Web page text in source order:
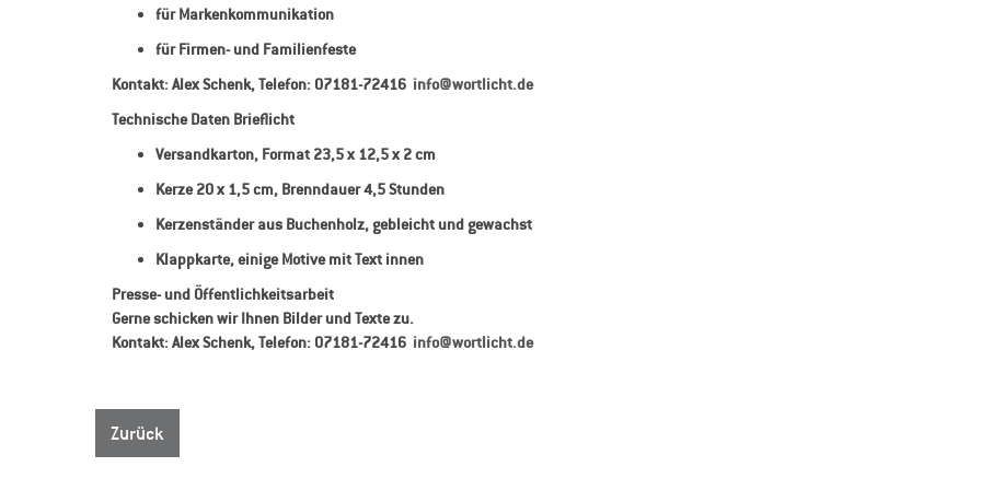
für Markenkommunikation
für Firmen- und Familienfeste
Kontakt: Alex Schenk, Telefon: 07181-72416 info@wortlicht.de
Technische Daten Brieflicht
Versandkarton, Format 23,5 x 12,5 x 2 cm
Kerze 20 x 1,5 cm, Brenndauer 4,5 Stunden
Kerzenständer aus Buchenholz, gebleicht und gewachst
Klappkarte, einige Motive mit Text innen
Presse- und Öffentlichkeitsarbeit
Gerne schicken wir Ihnen Bilder und Texte zu.
Kontakt: Alex Schenk, Telefon: 07181-72416 info@wortlicht.de
Zurück